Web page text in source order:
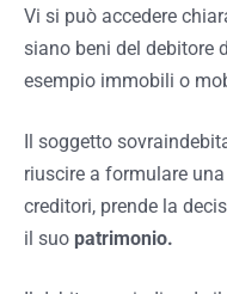
Vi si può accedere
siano beni del debitore
esempio immobili o
Il soggetto
riuscire a formulare
creditori, prende la
il suo patrimonio.